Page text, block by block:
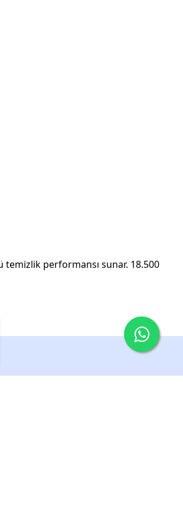
temizlik performansı sunar. 18.500